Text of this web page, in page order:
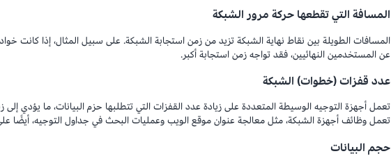
المسافة التي تقطعها حركة مرور الشبكة
المسافات الطويلة بين نقاط نهاية الشبكة تزيد من زمن استجابة الشبكة. على سبيل المثال، إذا كانت
عن المستخدمين النهائيين، فقد تواجه زمن استجابة أكبر.
عدد قفزات (خطوات) الشبكة
تعمل أجهزة التوجيه الوسيطة المتعددة على زيادة عدد القفزات التي تتطلبها حزم البيانات، ما يؤدي إلى
تعمل وظائف أجهزة الشبكة، مثل معالجة عنوان موقع الويب وعمليات البحث في جداول التوجيه، أيضًا
حجم البيانات